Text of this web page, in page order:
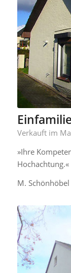
Verkauft im
»Ihre
Hochachtung.«
M. Schönhöbel